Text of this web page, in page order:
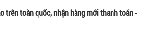
trên toàn quốc, nhận hàng mới thanh toán -